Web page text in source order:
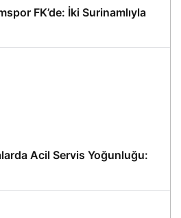
FK’de: İki Surinamlıyla
Acil Servis Yoğunluğu: